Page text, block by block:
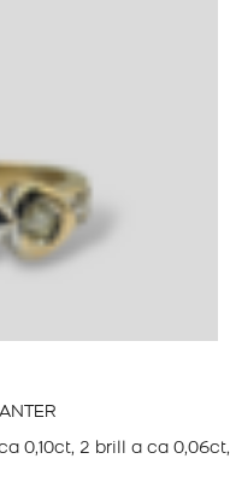
0,10ct, 2 brill a ca 0,06ct,